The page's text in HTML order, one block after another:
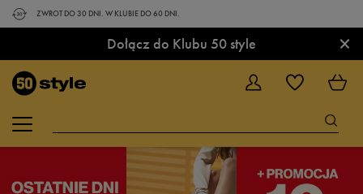
ZWROT DO 30 DNI. W KLUBIE DO 60 DNI.
Dołącz do Klubu 50 style ×